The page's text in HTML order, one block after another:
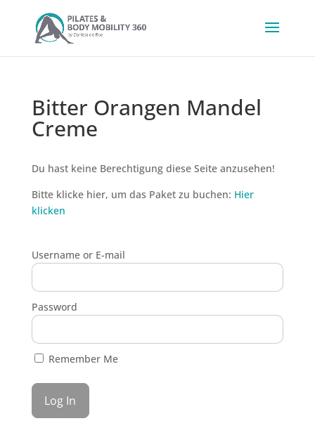
Bitter Orangen Mandel
Creme
Du hast keine Berechtigung diese Seite anzusehen!
Bitte klicke hier, um das Paket zu buchen: Hier
klicken
Username or E-mail
Password
Remember Me